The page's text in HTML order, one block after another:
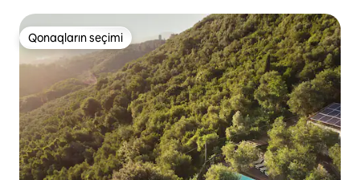
Qonaqların seçimi
Qonaqların seçimi